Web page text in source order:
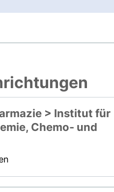
> Institut für
Chemo- und